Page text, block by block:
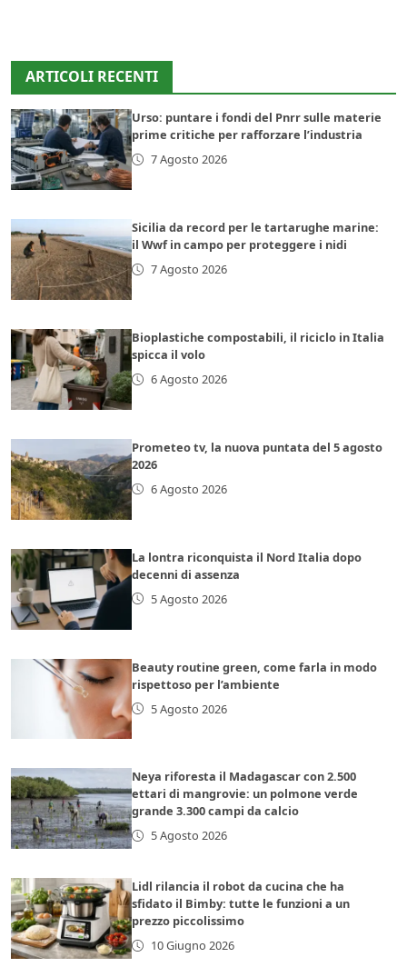
ARTICOLI RECENTI
Urso: puntare i fondi del Pnrr sulle materie
prime critiche per rafforzare l’industria
7 Agosto 2026
Sicilia da record per le tartarughe marine:
il Wwf in campo per proteggere i nidi
7 Agosto 2026
Bioplastiche compostabili, il riciclo in Italia
spicca il volo
6 Agosto 2026
Prometeo tv, la nuova puntata del 5 agosto
2026
6 Agosto 2026
La lontra riconquista il Nord Italia dopo
decenni di assenza
5 Agosto 2026
Beauty routine green, come farla in modo
rispettoso per l’ambiente
5 Agosto 2026
Neya riforesta il Madagascar con 2.500
ettari di mangrovie: un polmone verde
grande 3.300 campi da calcio
5 Agosto 2026
Lidl rilancia il robot da cucina che ha
sfidato il Bimby: tutte le funzioni a un
prezzo piccolissimo
10 Giugno 2026